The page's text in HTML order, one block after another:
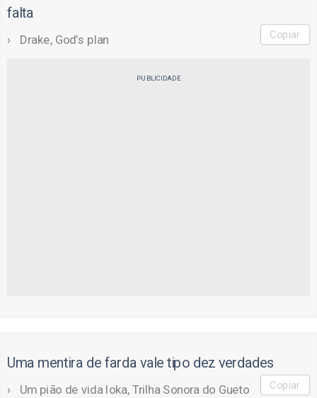
falta
Drake, God’s plan Copiar
PUBLICIDADE
Uma mentira de farda vale tipo dez verdades
Um pião de vida loka, Trilha Sonora do Gueto Copiar